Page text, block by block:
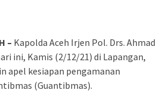
– Kapolda Aceh Irjen Pol. Drs. Ahmad
ini, Kamis (2/12/21) di Lapangan,
apel kesiapan pengamanan
(Guantibmas).